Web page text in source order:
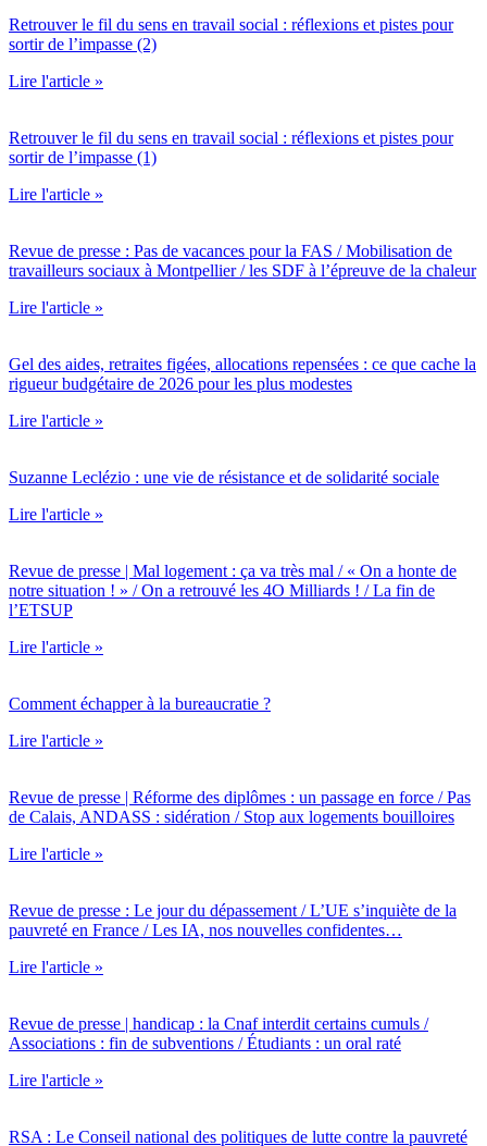
Retrouver le fil du sens en travail social : réflexions et pistes pour
sortir de l’impasse (2)
Lire l'article »
Retrouver le fil du sens en travail social : réflexions et pistes pour
sortir de l’impasse (1)
Lire l'article »
Revue de presse : Pas de vacances pour la FAS / Mobilisation de
travailleurs sociaux à Montpellier / les SDF à l’épreuve de la chaleur
Lire l'article »
Gel des aides, retraites figées, allocations repensées : ce que cache la
rigueur budgétaire de 2026 pour les plus modestes
Lire l'article »
Suzanne Leclézio : une vie de résistance et de solidarité sociale
Lire l'article »
Revue de presse | Mal logement : ça va très mal / « On a honte de
notre situation ! » / On a retrouvé les 4O Milliards ! / La fin de
l’ETSUP
Lire l'article »
Comment échapper à la bureaucratie ?
Lire l'article »
Revue de presse | Réforme des diplômes : un passage en force / Pas
de Calais, ANDASS : sidération / Stop aux logements bouilloires
Lire l'article »
Revue de presse : Le jour du dépassement / L’UE s’inquiète de la
pauvreté en France / Les IA, nos nouvelles confidentes…
Lire l'article »
Revue de presse | handicap : la Cnaf interdit certains cumuls /
Associations : fin de subventions / Étudiants : un oral raté
Lire l'article »
RSA : Le Conseil national des politiques de lutte contre la pauvreté